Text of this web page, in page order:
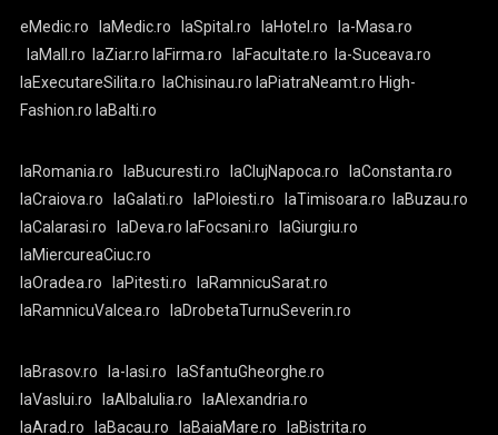
eMedic.ro laMedic.ro laSpital.ro laHotel.ro
la-Masa.ro
laMall.ro
laZiar.ro laFirma.ro laFacultate.ro
la-Suceava.ro
laExecutareSilita.ro
laChisinau.ro laPiatraNeamt.ro High-
Fashion.ro laBalti.ro
laRomania.ro laBucuresti.ro laClujNapoca.ro
laConstanta.ro
laCraiova.ro
laGalati.ro laPloiesti.ro laTimisoara.ro
laBuzau.ro
laCalarasi.ro
laDeva.ro laFocsani.ro
laGiurgiu.ro
laMiercureaCiuc.ro
laOradea.ro
laPitesti.ro
laRamnicuSarat.ro
laRamnicuValcea.ro
laDrobetaTurnuSeverin.ro
laBrasov.ro la-Iasi.ro
laSfantuGheorghe.ro
laVaslui.ro
laAlbaIulia.ro
laAlexandria.ro
laArad.ro
laBacau.ro laBaiaMare.ro laBistrita.ro